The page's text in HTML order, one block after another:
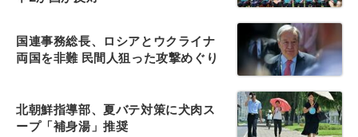
国連事務総長、ロシアとウクライナ
両国を非難 民間人狙った攻撃めぐり
北朝鮮指導部、夏バテ対策に犬肉ス
ープ「補身湯」推奨